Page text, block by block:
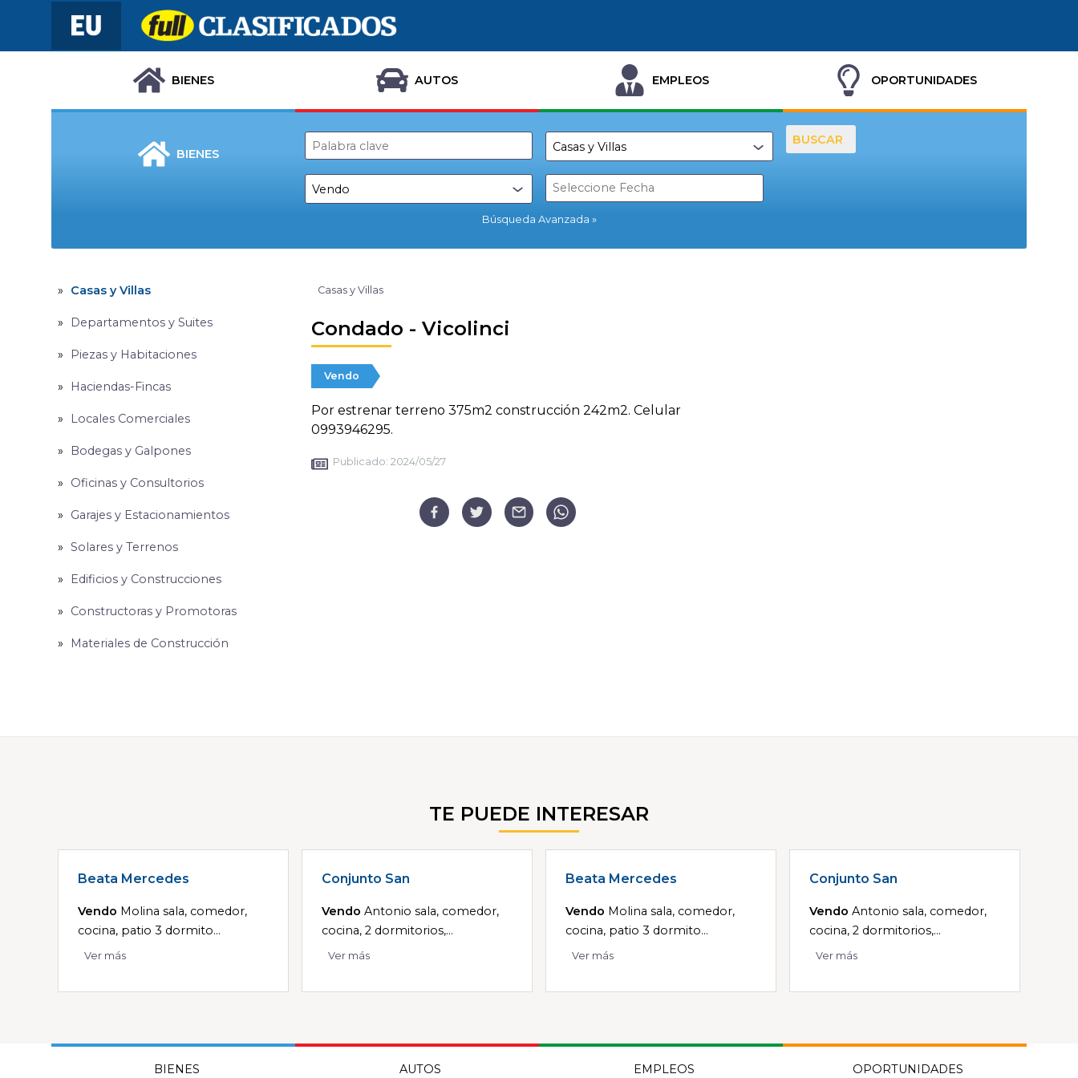
BIENES AUTOS EMPLEOS OPORTUNIDADES
BIENES
Búsqueda Avanzada
BUSCAR
Casas y Villas
Departamentos y Suites
Piezas y Habitaciones
Haciendas-Fincas
Locales Comerciales
Bodegas y Galpones
Oficinas y Consultorios
Garajes y Estacionamientos
Solares y Terrenos
Edificios y Construcciones
Constructoras y Promotoras
Materiales de Construcción
Casas y Villas
Condado - Vicolinci
Vendo
Por estrenar terreno 375m2 construcción 242m2. Celular
0993946295.
Publicado: 2024/05/27
TE PUEDE INTERESAR
Beata Mercedes
Vendo Molina sala, comedor,
cocina, patio 3 dormito...
Ver más
Conjunto San
Vendo Antonio sala, comedor,
cocina, 2 dormitorios,...
Ver más
Beata Mercedes
Vendo Molina sala, comedor,
cocina, patio 3 dormito...
Ver más
Conjunto San
Vendo Antonio sala, comedor,
cocina, 2 dormitorios,...
Ver más
BIENES AUTOS EMPLEOS OPORTUNIDADES